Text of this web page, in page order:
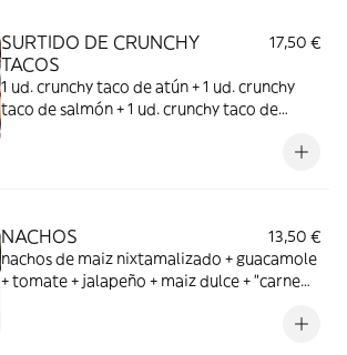
SURTIDO DE CRUNCHY
TACOS
17,50 €
1 ud. crunchy taco de atún + 1 ud. crunchy
taco de salmón + 1 ud. crunchy taco de
NACHOS
13,50 €
nachos de maiz nixtamalizado + guacamole
+ tomate + jalapeño + maiz dulce + "carne